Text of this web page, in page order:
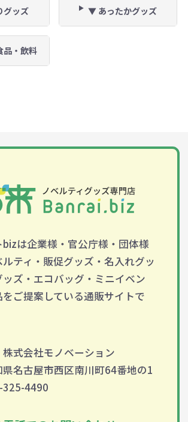
ッズ ▼ あったかグッズ
・飲料
は企業様・官公庁様・団体様
ティ・販促グッズ・名入れグッ
ズ・エコバッグ・ミニイベン
をご提案している通販サイトで
式会社モノベーション
名古屋市西区南川町64番地の1
325-4490